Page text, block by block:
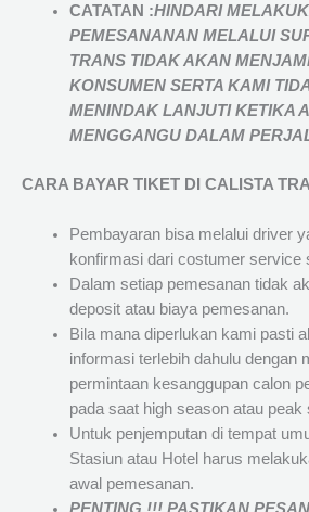
CATATAN :HINDARI
PEMESANANAN MELALUI
TRANSTIDAK AKAN
KONSUMEN SERTA KAMI
MENINDAK LANJUTI KETIKA
MENGGANGU DALAM
CARA BAYAR TIKET DI CALISTA
Pembayaran bisa melalui driver
konfirmasi dari costumer service
Dalam setiap pemesanan tidak
deposit atau biaya pemesanan.
Bila mana diperlukan kami pasti
informasi terlebih dahulu dengan
permintaan kesanggupan calon
pada saat high season atau peak
Untuk penjemputan di tempat
Stasiun atau Hotel harus
awal pemesanan.